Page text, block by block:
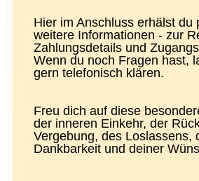
Hier im Anschluss erhälst du
weitere Informationen - zur
Zahlungsdetails und
Wenn du noch Fragen hast,
gern telefonisch klären.
Freu dich auf diese
der inneren Einkehr, der
Vergebung, des Loslassens,
Dankbarkeit und deiner